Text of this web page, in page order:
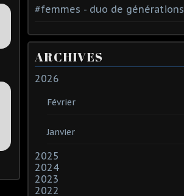
#femmes - duo de générations
ARCHIVES
2026
Février
Janvier
2025
2024
2023
2022